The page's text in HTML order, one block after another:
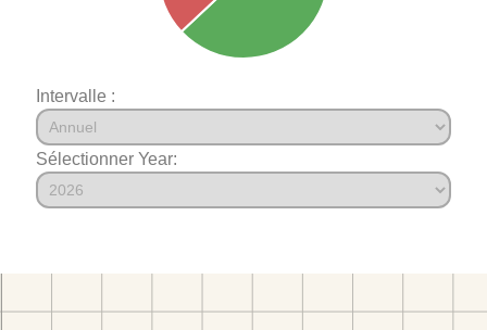
Intervalle :
Sélectionner Year: